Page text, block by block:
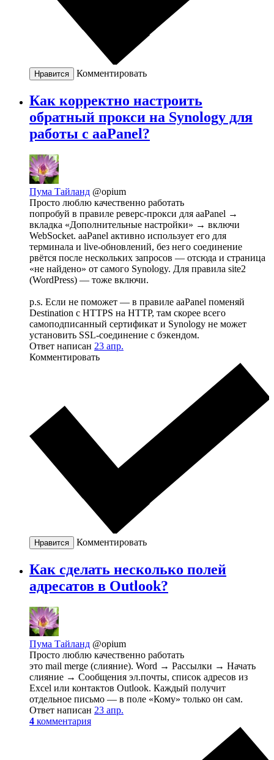
Нравится Комментировать
Как корректно настроить
обратный прокси на Synology для
работы с aaPanel?
Пума Тайланд @opium
Просто люблю качественно работать
попробуй в правиле реверс-прокси для aaPanel →
вкладка «Дополнительные настройки» → включи
WebSocket. aaPanel активно использует его для
терминала и live-обновлений, без него соединение
рвётся после нескольких запросов — отсюда и страница
«не найдено» от самого Synology. Для правила site2
(WordPress) — тоже включи.
p.s. Если не поможет — в правиле aaPanel поменяй
Destination с HTTPS на HTTP, там скорее всего
самоподписанный сертификат и Synology не может
установить SSL-соединение с бэкендом.
Ответ написан 23 апр.
Комментировать
Нравится Комментировать
Как сделать несколько полей
адресатов в Outlook?
Пума Тайланд @opium
Просто люблю качественно работать
это mail merge (слияние). Word → Рассылки → Начать
слияние → Сообщения эл.почты, список адресов из
Excel или контактов Outlook. Каждый получит
отдельное письмо — в поле «Кому» только он сам.
Ответ написан 23 апр.
4 комментария